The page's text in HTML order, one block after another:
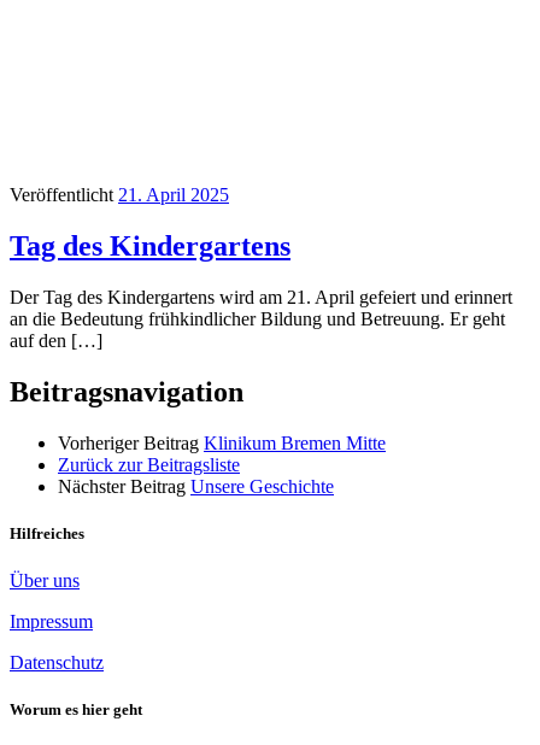
Veröffentlicht 21. April 2025
Tag des Kindergartens
Der Tag des Kindergartens wird am 21. April gefeiert und erinnert
an die Bedeutung frühkindlicher Bildung und Betreuung. Er geht
auf den […]
Beitragsnavigation
Vorheriger Beitrag Klinikum Bremen Mitte
Zurück zur Beitragsliste
Nächster Beitrag Unsere Geschichte
Hilfreiches
Über uns
Impressum
Datenschutz
Worum es hier geht